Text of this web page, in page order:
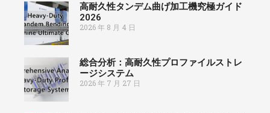
高耐久性タンデム曲げ加工機究極ガイド
2026
2026 年 8 月 4 日
総合分析：高耐久性プロファイルストレ
ージシステム
2026 年 7 月 27 日